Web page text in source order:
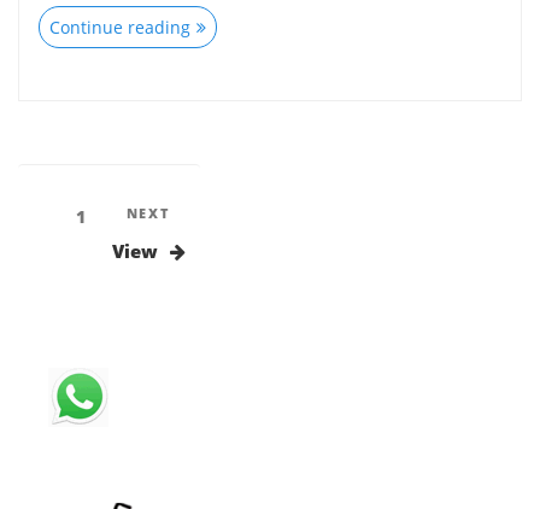
Continue reading“Tarjetas
personales
Paginación
1 Next
Post
NEXT
View